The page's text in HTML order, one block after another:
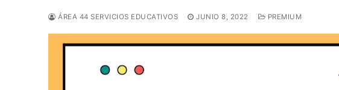
ÁREA 44 SERVICIOS EDUCATIVOS JUNIO 8, 2022 PREMIUM